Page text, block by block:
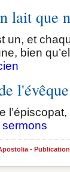
lait que
un, et
bien
l'évêque
-